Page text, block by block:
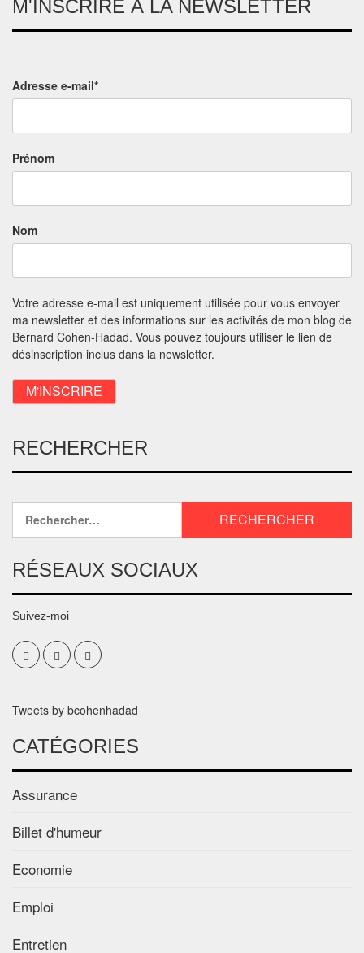
M'INSCRIRE À LA NEWSLETTER
Adresse e-mail*
Prénom
Nom
Votre adresse e-mail est uniquement utilisée pour vous envoyer
ma newsletter et des informations sur les activités de mon blog de
Bernard Cohen-Hadad. Vous pouvez toujours utiliser le lien de
désinscription inclus dans la newsletter.
RECHERCHER
RÉSEAUX SOCIAUX
Suivez-moi
Tweets by bcohenhadad
CATÉGORIES
Assurance
Billet d'humeur
Economie
Emploi
Entretien